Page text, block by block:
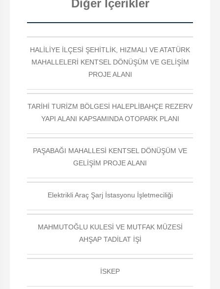
Diğer İçerikler
HALİLİYE İLÇESİ ŞEHİTLİK, HIZMALI VE ATATÜRK
MAHALLELERİ KENTSEL DÖNÜŞÜM VE GELİŞİM
PROJE ALANI
TARİHİ TURİZM BÖLGESİ HALEPLİBAHÇE REZERV
YAPI ALANI KAPSAMINDA OTOPARK PLANI
PAŞABAĞI MAHALLESİ KENTSEL DÖNÜŞÜM VE
GELİŞİM PROJE ALANI
Elektrikli Araç Şarj İstasyonu İşletmeciliği
MAHMUTOĞLU KULESİ VE MUTFAK MÜZESİ
AHŞAP TADİLAT İŞİ
İSKEP